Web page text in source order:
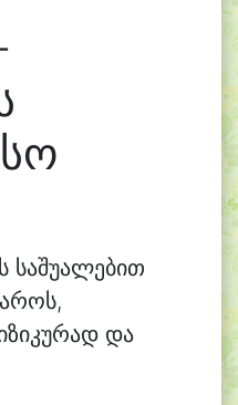
საშუალებით
და